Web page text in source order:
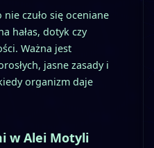
czuło się oceniane
hałas, dotyk czy
Ważna jest
jasne zasady i
organizm daje
w Alei Motyli